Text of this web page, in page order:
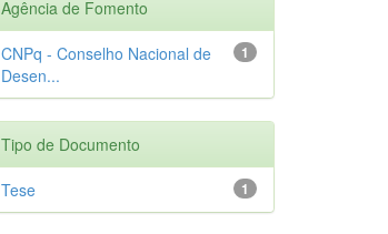
Agência de Fomento
1
CNPq - Conselho Nacional de
Desen...
Tipo de Documento
1
Tese